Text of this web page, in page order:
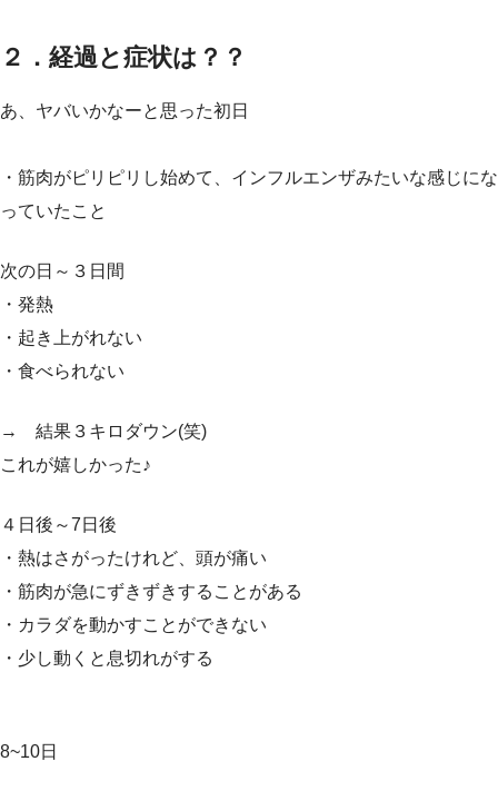
２．経過と症状は？？
あ、ヤバいかなーと思った初日
・筋肉がピリピリし始めて、インフルエンザみたいな感じにな
っていたこと
次の日～３日間
・発熱
・起き上がれない
・食べられない
→ 結果３キロダウン(笑)
これが嬉しかった♪
４日後～7日後
・熱はさがったけれど、頭が痛い
・筋肉が急にずきずきすることがある
・カラダを動かすことができない
・少し動くと息切れがする
8~10日